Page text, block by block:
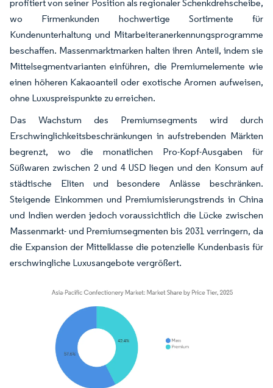
profitiert von seiner Position als regionaler Schenkdrehscheibe,
wo Firmenkunden hochwertige Sortimente für
Kundenunterhaltung und Mitarbeiteranerkennungsprogramme
beschaffen. Massenmarktmarken halten ihren Anteil, indem sie
Mittelsegmentvarianten einführen, die Premiumelemente wie
einen höheren Kakaoanteil oder exotische Aromen aufweisen,
ohne Luxuspreispunkte zu erreichen.
Das Wachstum des Premiumsegments wird durch
Erschwinglichkeitsbeschränkungen in aufstrebenden Märkten
begrenzt, wo die monatlichen Pro-Kopf-Ausgaben für
Süßwaren zwischen 2 und 4 USD liegen und den Konsum auf
städtische Eliten und besondere Anlässe beschränken.
Steigende Einkommen und Premiumisierungstrends in China
und Indien werden jedoch voraussichtlich die Lücke zwischen
Massenmarkt- und Premiumsegmenten bis 2031 verringern, da
die Expansion der Mittelklasse die potenzielle Kundenbasis für
erschwingliche Luxusangebote vergrößert.